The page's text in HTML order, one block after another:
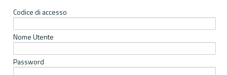
Codice di accesso
Nome Utente
Password